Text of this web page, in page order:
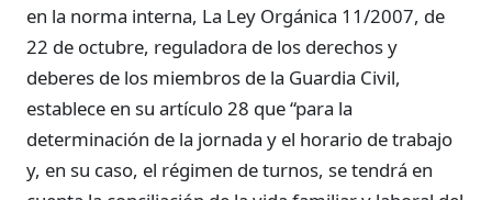
en la norma interna, La Ley Orgánica 11/2007, de
22 de octubre, reguladora de los derechos y
deberes de los miembros de la Guardia Civil,
establece en su artículo 28 que “para la
determinación de la jornada y el horario de trabajo
y, en su caso, el régimen de turnos, se tendrá en